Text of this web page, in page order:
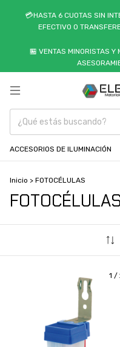
💳HASTA 6 CUOTAS SIN
EFECTIVO O
🏪 VENTAS MINORISTAS Y
ACCESORIOS DE ILUMINACIÓN
Inicio > FOTOCÉLULAS
FOTOCÉLULAS
1 /